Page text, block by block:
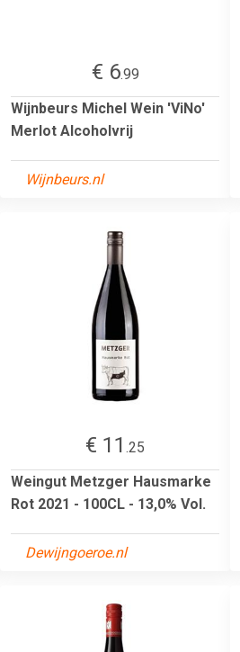
€ 6.99
Wijnbeurs Michel Wein 'ViNo'
Merlot Alcoholvrij
Wijnbeurs.nl
€ 11 .25
Weingut Metzger Hausmarke
Rot 2021 - 100CL - 13,0% Vol.
Dewijngoeroe.nl